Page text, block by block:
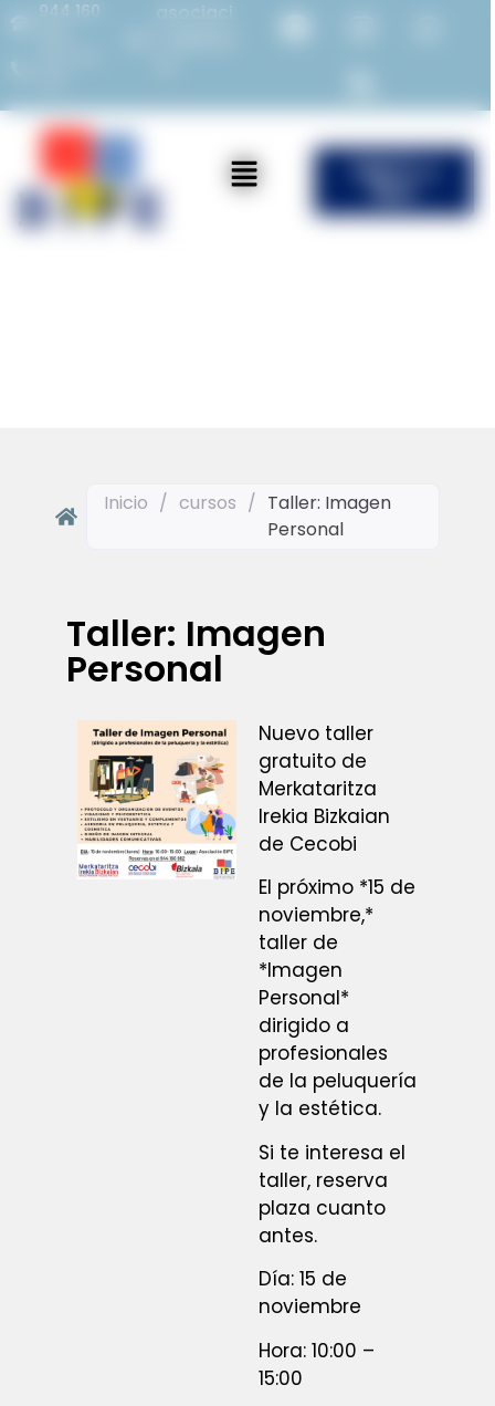
944 160
asociaci
ÚNETE a
Inicio / cursos / Taller: Imagen
Personal
Taller: Imagen
Personal
Nuevo taller
gratuito de
Merkataritza
Irekia Bizkaian
de Cecobi
El próximo *15 de
noviembre,*
taller de
*Imagen
Personal*
dirigido a
profesionales
de la peluquería
y la estética.
Si te interesa el
taller, reserva
plaza cuanto
antes.
Día: 15 de
noviembre
Hora: 10:00 –
15:00